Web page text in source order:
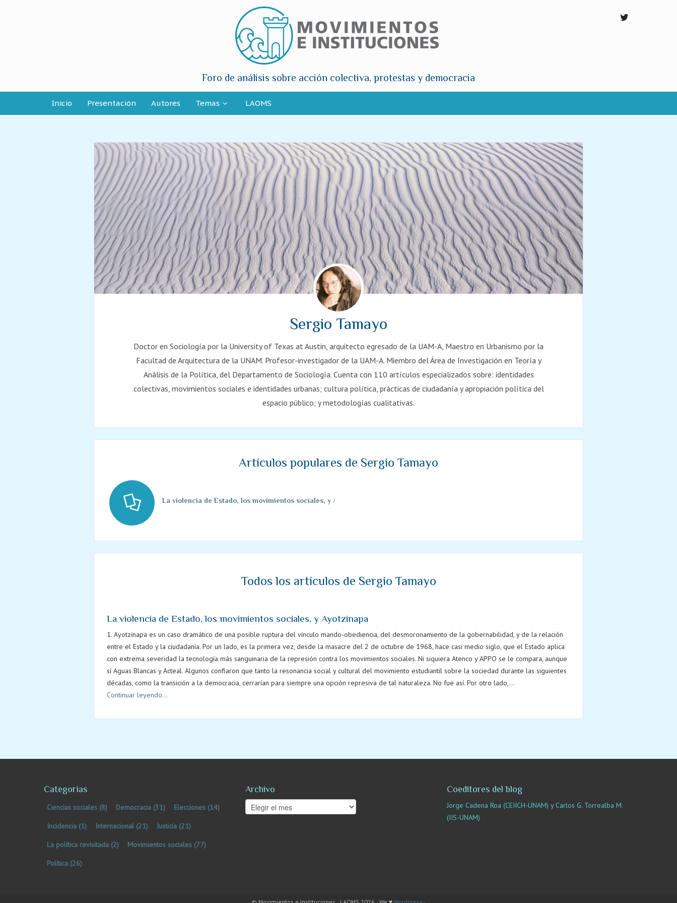
Foro de análisis sobre acción colectiva, protestas y democracia
Inicio Presentación Autores Temas LAOMS
Sergio Tamayo
Doctor en Sociología por la University of Texas at Austin, arquitecto egresado de la UAM-A, Maestro en Urbanismo por la
Facultad de Arquitectura de la UNAM. Profesor-investigador de la UAM-A. Miembro del Área de Investigación en Teoría y
Análisis de la Política, del Departamento de Sociología. Cuenta con 110 artículos especializados sobre: identidades
colectivas, movimientos sociales e identidades urbanas; cultura política, prácticas de ciudadanía y apropiación política del
espacio público; y metodologías cualitativas.
Artículos populares de Sergio Tamayo
La violencia de Estado, los movimientos sociales, y Ayotzinapa
Todos los artículos de Sergio Tamayo
La violencia de Estado, los movimientos sociales, y Ayotzinapa
1. Ayotzinapa es un caso dramático de una posible ruptura del vínculo mando-obediencia, del desmoronamiento de la gobernabilidad, y de la relación
entre el Estado y la ciudadanía. Por un lado, es la primera vez, desde la masacre del 2 de octubre de 1968, hace casi medio siglo, que el Estado aplica
con extrema severidad la tecnología más sanguinaria de la represión contra los movimientos sociales. Ni siquiera Atenco y APPO se le compara, aunque
sí Aguas Blancas y Acteal. Algunos confiaron que tanto la resonancia social y cultural del movimiento estudiantil sobre la sociedad durante las siguientes
décadas, como la transición a la democracia, cerrarían para siempre una opción represiva de tal naturaleza. No fue así. Por otro lado,...
Continuar leyendo...
Categorías
Ciencias sociales (8) Democracia (31) Elecciones (14)
Incidencia (1) Internacional (21) Justicia (21)
La política revisitada (2) Movimientos sociales (77)
Política (26)
Archivo
Archivo
Coeditores del blog
Jorge Cadena Roa (CEIICH-UNAM) y Carlos G. Torrealba M.
(IIS-UNAM)